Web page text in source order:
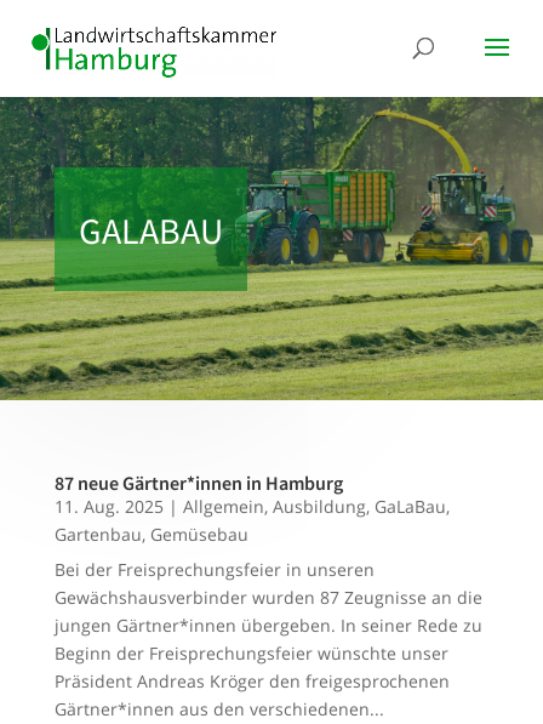
GALABAU
87 neue Gärtner*innen in Hamburg
11. Aug. 2025 | Allgemein, Ausbildung, GaLaBau,
Gartenbau, Gemüsebau
Bei der Freisprechungsfeier in unseren
Gewächshausverbinder wurden 87 Zeugnisse an die
jungen Gärtner*innen übergeben. In seiner Rede zu
Beginn der Freisprechungsfeier wünschte unser
Präsident Andreas Kröger den freigesprochenen
Gärtner*innen aus den verschiedenen...